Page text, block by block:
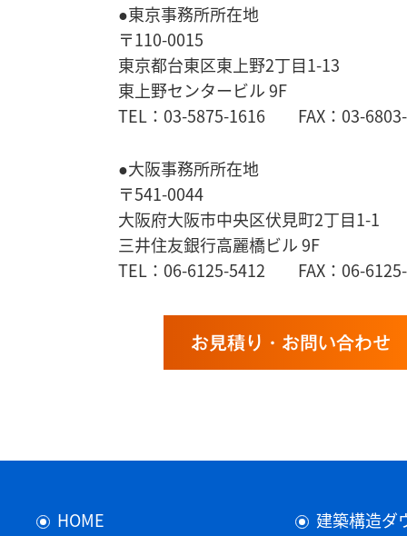
●東京事務所所在地
〒110-0015
東京都台東区東上野2丁目1-13
東上野センタービル 9F
TEL：03-5875-1616 FAX：03-
●大阪事務所所在地
〒541-0044
大阪府大阪市中央区伏見町2丁目1-1
三井住友銀行高麗橋ビル 9F
TEL：06-6125-5412 FAX：06-
お見積り・お問い合わせ
HOME
建築構造ダ